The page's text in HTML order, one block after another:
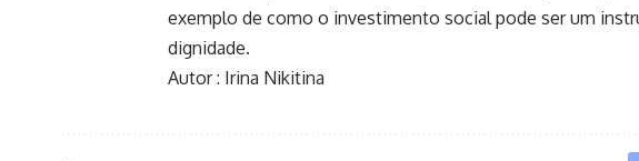
exemplo de como o investimento social pode ser um
dignidade.
Autor : Irina Nikitina